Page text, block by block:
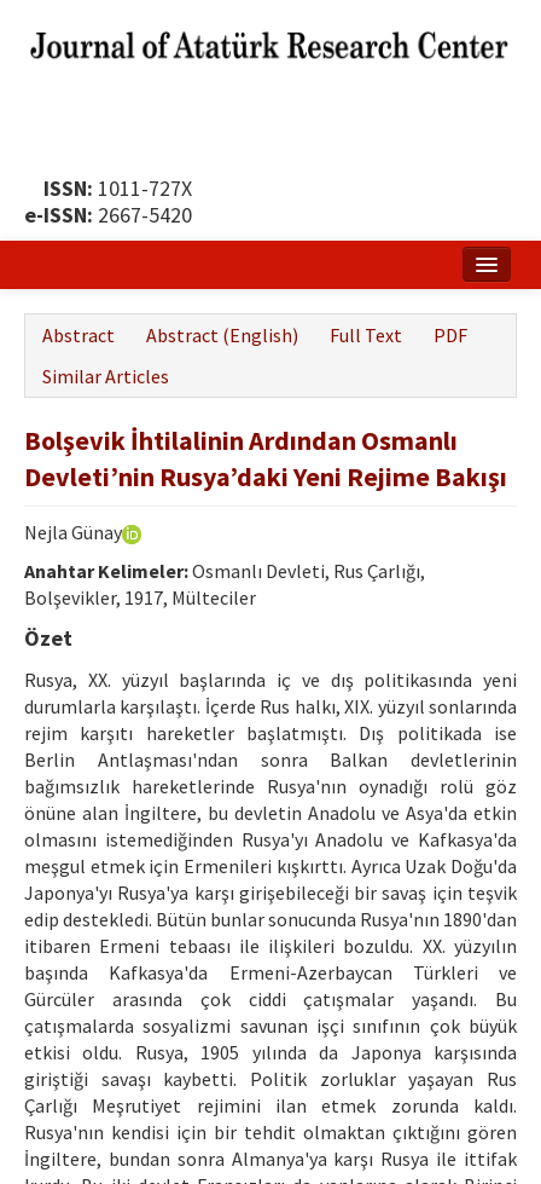
ISSN: 1011-727X
e-ISSN: 2667-5420
Publication Policy
Boards of the Journal
Publication Principles
Ethical Principles
Author's Guide
Refereeing Guide
Contact Us
Abstract Abstract (English) Full Text
PDF
Similar Articles
Bolşevik İhtilalinin Ardından Osmanlı
Devleti’nin Rusya’daki Yeni Rejime Bakışı
Nejla Günay
Anahtar Kelimeler:Osmanlı Devleti, Rus Çarlığı,
Bolşevikler, 1917, Mülteciler
Özet
Rusya, XX. yüzyıl başlarında iç ve dış politikasında yeni
durumlarla karşılaştı. İçerde Rus halkı, XIX. yüzyıl sonlarında
rejim karşıtı hareketler başlatmıştı. Dış politikada ise
Berlin Antlaşması'ndan sonra Balkan devletlerinin
bağımsızlık hareketlerinde Rusya'nın oynadığı rolü göz
önüne alan İngiltere, bu devletin Anadolu ve Asya'da etkin
olmasını istemediğinden Rusya'yı Anadolu ve Kafkasya'da
meşgul etmek için Ermenileri kışkırttı. Ayrıca Uzak Doğu'da
Japonya'yı Rusya'ya karşı girişebileceği bir savaş için teşvik
edip destekledi. Bütün bunlar sonucunda Rusya'nın 1890'dan
itibaren Ermeni tebaası ile ilişkileri bozuldu. XX. yüzyılın
başında Kafkasya'da Ermeni-Azerbaycan Türkleri ve
Gürcüler arasında çok ciddi çatışmalar yaşandı. Bu
çatışmalarda sosyalizmi savunan işçi sınıfının çok büyük
etkisi oldu. Rusya, 1905 yılında da Japonya karşısında
giriştiği savaşı kaybetti. Politik zorluklar yaşayan Rus
Çarlığı Meşrutiyet rejimini ilan etmek zorunda kaldı.
Rusya'nın kendisi için bir tehdit olmaktan çıktığını gören
İngiltere, bundan sonra Almanya'ya karşı Rusya ile ittifak